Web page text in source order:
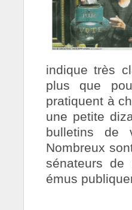
indique très
plus que
pratiquent à
une petite
bulletins de
Nombreux
sénateurs
émus